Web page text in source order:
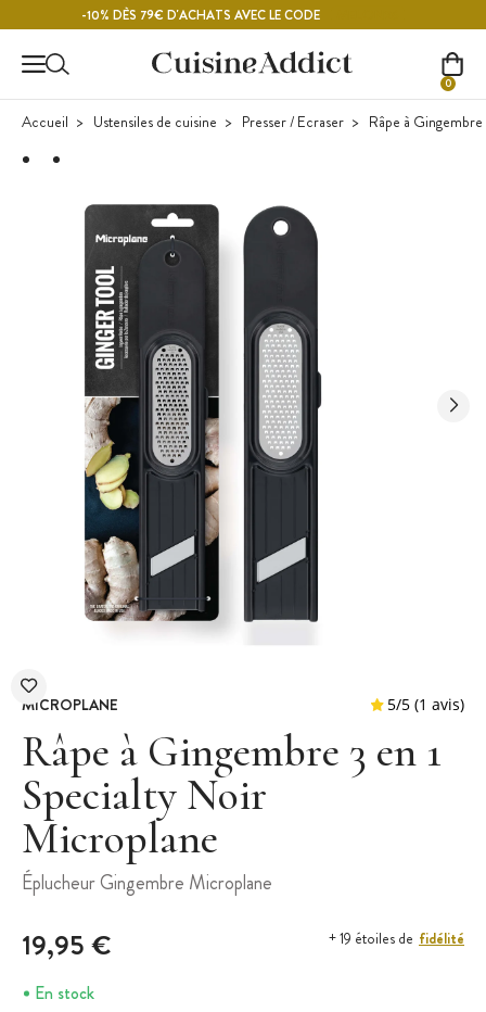
Contenu principal-10% DÈS 79€ D'ACHATS AVEC LE CODE
0
Accueil Ustensiles de cuisine Presser / Ecraser Râpe à
MICROPLANE
Râpe à Gingembre 3 en 1
Specialty Noir
Microplane
Éplucheur Gingembre Microplane
19,95 € + 19 étoiles de fidélité
En stock